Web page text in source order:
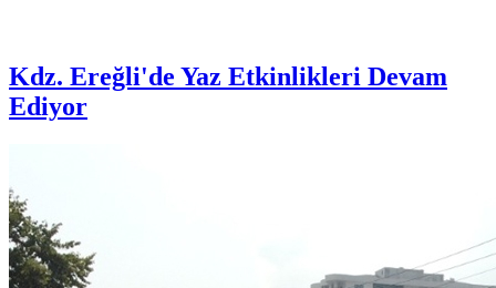
Kdz. Ereğli'de Yaz Etkinlikleri Devam
Ediyor